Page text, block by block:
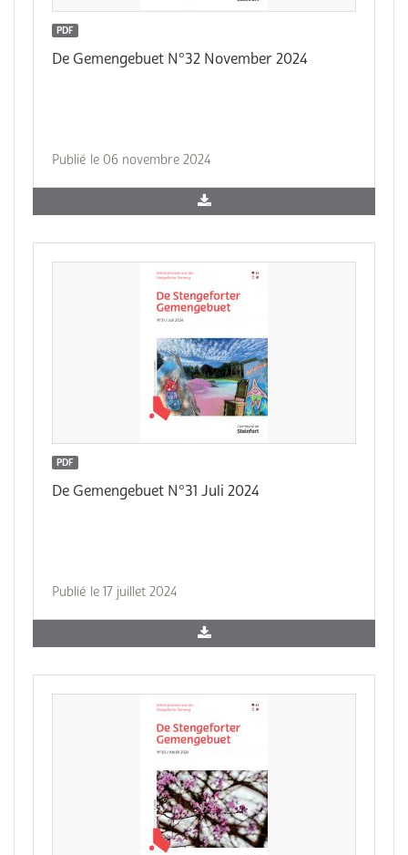
PDF
De Gemengebuet N°32 November 2024
Publié le 06 novembre 2024
PDF
De Gemengebuet N°31 Juli 2024
Publié le 17 juillet 2024